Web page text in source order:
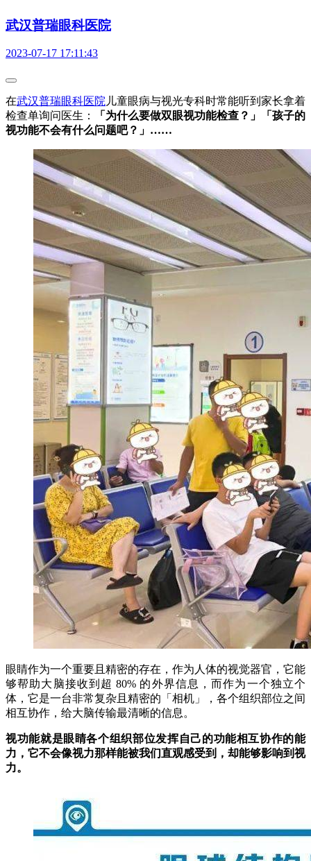
武汉普瑞眼科医院
2023-07-17 17:11:43
在武汉普瑞眼科医院 儿童眼病与视光专科时常能听到家长拿着
检查单询问医生：
「为什么要做双眼视功能检查？」「孩子的
视功能不会有什么问题吧？」……
眼睛作为一个重要且精密的存在，作为人体的视觉器官，它能
够帮助大脑接收到超 80% 的外界信息，而作为一个独立个
体，它是一台非常复杂且精密的「相机」，各个组织部位之间
相互协作，给大脑传输最清晰的信息。
视功能就是眼睛各个组织部位发挥自己的功能相互协作的能
力，它不会像视力那样能被我们直观感受到，却能够影响到视
力。